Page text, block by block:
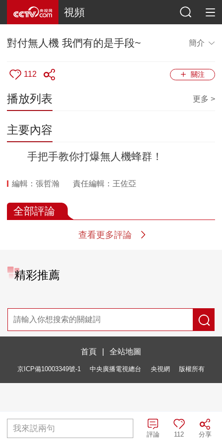
視頻
對付無人機 我們有的是手段~ 簡介
112 關注
播放列表 更多 >
主要內容
手把手教你打爆無人機蜂群！
編輯：張哲瀚 責任編輯：王佐亞
全部評論
查看更多評論
精彩推薦
不踢世界杯也要拉因凡
蒂诺下台？欧足联和国
引领超节点架构创新
我在高原看远方
在三峡再造一个“三峡”
我來説兩句
分享
112
評論